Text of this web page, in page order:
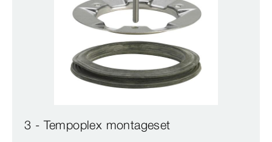
3 - Tempoplex montageset